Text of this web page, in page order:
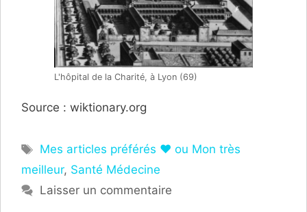
L'hôpital de la Charité, à Lyon (69)
Source : wiktionary.org
Étiquettes
Mes articles préférés ❤ ou Mon très
meilleur, Santé Médecine
Laisser un commentaire